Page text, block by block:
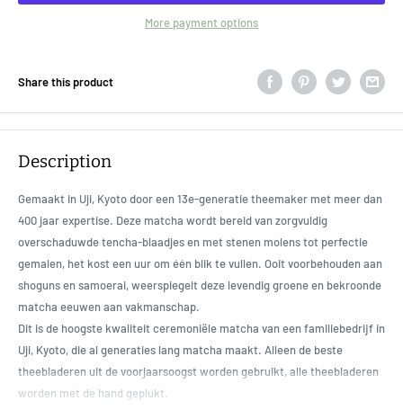
More payment options
Share this product
Description
Gemaakt in Uji, Kyoto door een 13e-generatie theemaker met meer dan
400 jaar expertise. Deze matcha wordt bereid van zorgvuldig
overschaduwde tencha-blaadjes en met stenen molens tot perfectie
gemalen, het kost een uur om één blik te vullen. Ooit voorbehouden aan
shoguns en samoerai, weerspiegelt deze levendig groene en bekroonde
matcha eeuwen aan vakmanschap.
Dit is de hoogste kwaliteit ceremoniële matcha van een familiebedrijf in
Uji, Kyoto, die al generaties lang matcha maakt. Alleen de beste
theebladeren uit de voorjaarsoogst worden gebruikt, alle theebladeren
worden met de hand geplukt.